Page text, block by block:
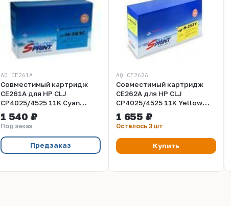
AQ CE261A
Совместимый картридж
CE261A для HP СLJ
CP4025/4525 11K Cyan
Aquamarine
1 540 ₽
Под заказ
Предзаказ
AQ CE262A
Совместимый картридж
CE262A для HP СLJ
CP4025/4525 11K Yellow
Aquamarine
1 655 ₽
Осталось 3 шт
Купить